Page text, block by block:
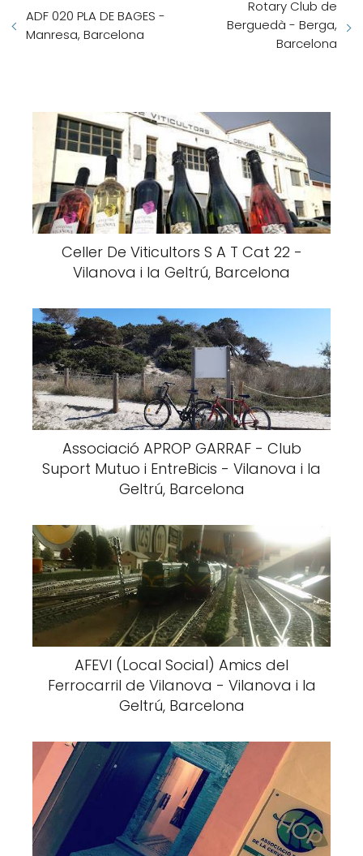
ADF 020 PLA DE BAGES -
Manresa, Barcelona
Rotary Club de
Berguedà - Berga,
Barcelona
Celler De Viticultors S A T Cat 22 -
Vilanova i la Geltrú, Barcelona
Associació APROP GARRAF - Club
Suport Mutuo i EntreBicis - Vilanova i la
Geltrú, Barcelona
AFEVI (Local Social) Amics del
Ferrocarril de Vilanova - Vilanova i la
Geltrú, Barcelona